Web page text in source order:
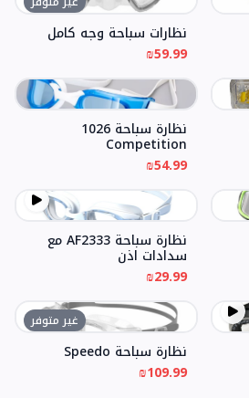
نظارات سباحة وجه كامل
₪59.99
نظارة سباحة 1026
Competition
₪54.99
نظارة سباحة AF2333 مع
سدادات اذن
₪29.99
غير متوفر
نظارة سباحة Speedo
₪109.99